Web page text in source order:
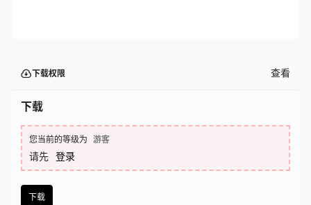
下载权限 查看
下载
您当前的等级为 游客
请先 登录
下载